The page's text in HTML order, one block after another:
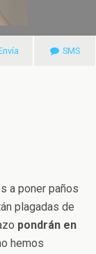
SMS
a poner paños
plagadas de
pondrán en
hemos